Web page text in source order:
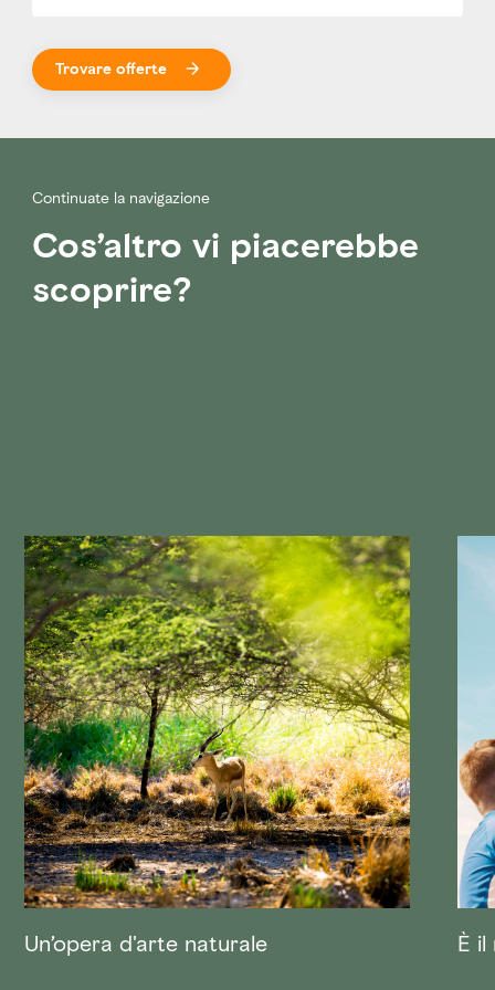
Trovare offerte
Continuate la navigazione
Cos’altro vi piacerebbe
scoprire?
Un’opera d'arte naturale È